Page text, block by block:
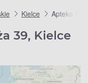
Kielce Apteka
39, Kielce